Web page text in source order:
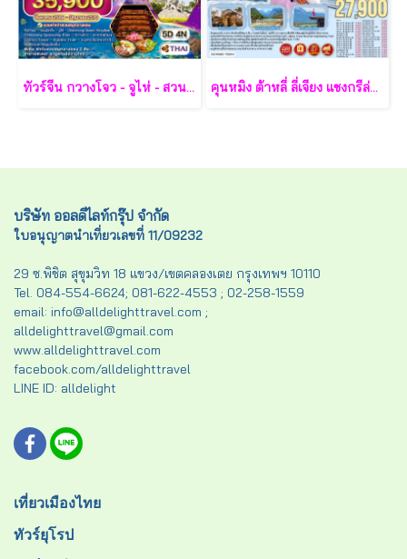
ทัวร์จีน กวางโจว - จูไห่ - สวนสนุกฉางหลง 5 วัน - TG คุนหมิง ต้าหลี่ ลี่เจียง แชงกรีล่า ไม่อยากปล่อยจอย...แต่อยากปล่อยใจให้ Feel good โดยรถไฟความเร็วสูง 6 วัน 5 คืน *ไม่ลงร้าน* - TG
บริษัท ออลดีไลท์กรุ๊ป จำกัด
ใบอนุญาตนำเที่ยวเลขที่ 11/09232
29 ซ.พิชิต สุขุมวิท 18 แขวง/เขตคลองเตย กรุงเทพฯ 10110
Tel. 084-554-6624; 081-622-4553 ; 02-258-1559
email: info@alldelighttravel.com ;
alldelighttravel@gmail.com
www.alldelighttravel.com
facebook.com/alldelighttravel
LINE ID: alldelight
เที่ยวเมืองไทย
ทัวร์ยุโรป